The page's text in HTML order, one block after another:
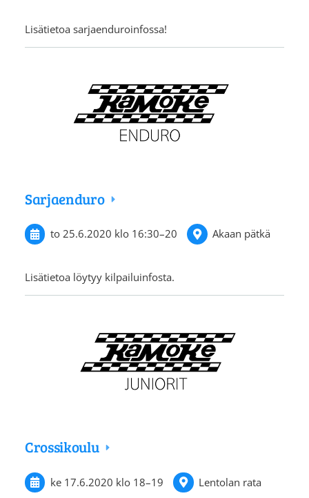
Lisätietoa sarjaenduroinfossa!
Sarjaenduro
to 25.6.2020 klo 16:30–20 Akaan pätkä
Lisätietoa löytyy kilpailuinfosta.
Crossikoulu
ke 17.6.2020 klo 18–19 Lentolan rata